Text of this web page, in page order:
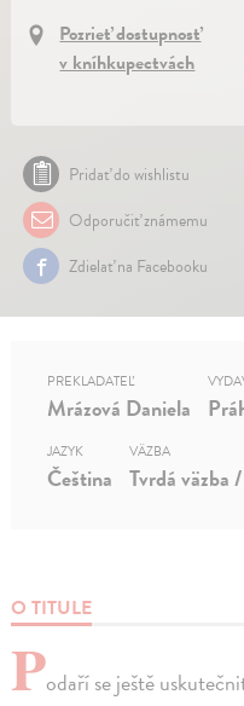
Pozrieť dostupnosť
v kníhkupectvách
Pridať do wishlistu
Odporučiť známemu
Zdielať na Facebooku
O TITULE
Podaří se ještě
PREKLADATEĽ
Mrázová Daniela
JAZYK
Čeština
VÄZBA
Tvrdá väzba